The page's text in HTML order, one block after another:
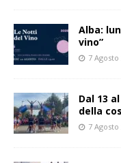
Alba:
vino”
7 Agosto
Dal 13
della
7 Agosto